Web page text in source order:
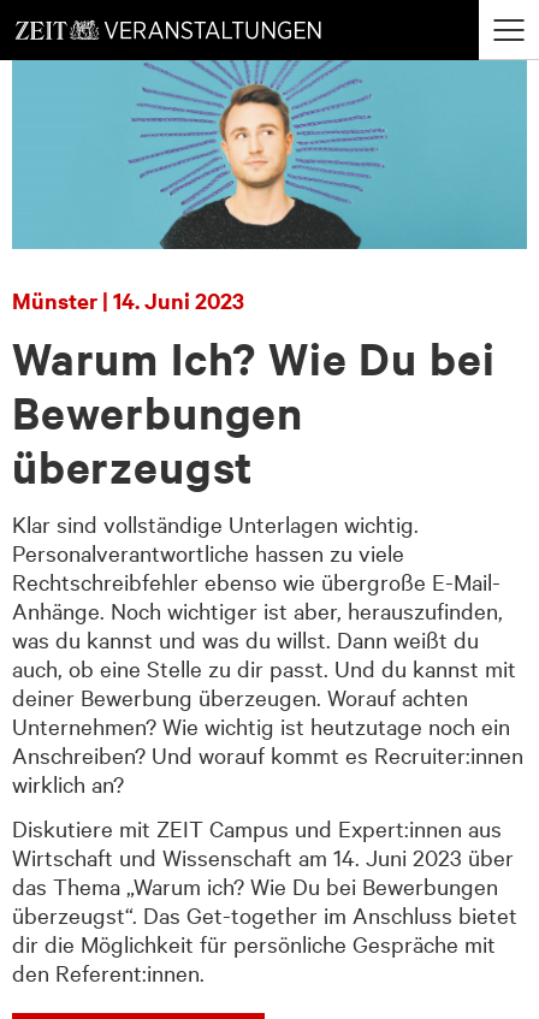
zum
Seiteninhalt
zum
Footer-
Menü
Münster | 14. Juni 2023
Warum Ich? Wie Du bei
Bewerbungen
überzeugst
Klar sind vollständige Unterlagen wichtig.
Personalverantwortliche hassen zu viele
Rechtschreibfehler ebenso wie übergroße E-Mail-
Anhänge. Noch wichtiger ist aber, herauszufinden,
was du kannst und was du willst. Dann weißt du
auch, ob eine Stelle zu dir passt. Und du kannst mit
deiner Bewerbung überzeugen. Worauf achten
Unternehmen? Wie wichtig ist heutzutage noch ein
Anschreiben? Und worauf kommt es Recruiter:innen
wirklich an?
Diskutiere mit ZEIT Campus und Expert:innen aus
Wirtschaft und Wissenschaft am 14. Juni 2023 über
das Thema „Warum ich? Wie Du bei Bewerbungen
überzeugst“. Das Get-together im Anschluss bietet
dir die Möglichkeit für persönliche Gespräche mit
den Referent:innen.